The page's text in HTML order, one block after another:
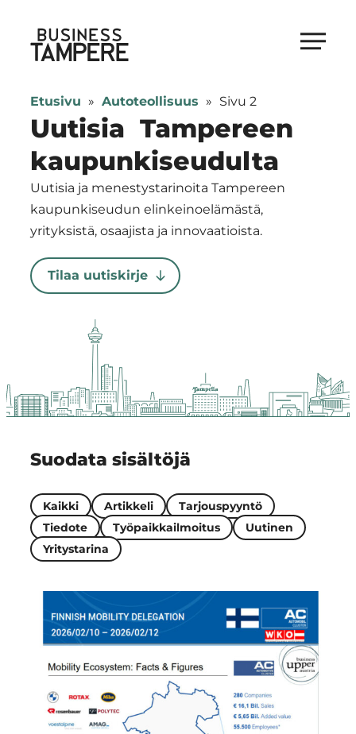
suoraan
sisältöön
Business Tampere
Tampere
supports
talents,
investors
and
entrepreneurs
in
a
smooth
Etusivu » Autoteollisuus » Sivu 2
Uutisia Tampereen
kaupunkiseudulta
Uutisia ja menestystarinoita Tampereen
kaupunkiseudun elinkeinoelämästä,
yrityksistä, osaajista ja innovaatioista.
Tilaa uutiskirje
Suodata sisältöjä
Kaikki Artikkeli
Tarjouspyyntö
Tiedote
Työpaikkailmoitus
Uutinen
Yritystarina